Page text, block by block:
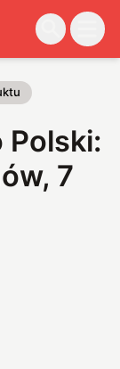
Polski:
7